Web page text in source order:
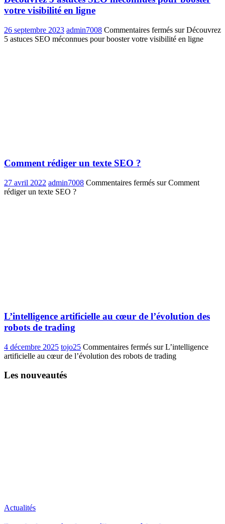
votre visibilité en ligne
26 septembre 2023 admin7008 Commentaires fermés sur Découvrez
5 astuces SEO méconnues pour booster votre visibilité en ligne
Comment rédiger un texte SEO ?
27 avril 2022 admin7008 Commentaires fermés sur Comment
rédiger un texte SEO ?
L’intelligence artificielle au cœur de l’évolution des
robots de trading
4 décembre 2025 tojo25 Commentaires fermés sur L’intelligence
artificielle au cœur de l’évolution des robots de trading
Les nouveautés
Actualités